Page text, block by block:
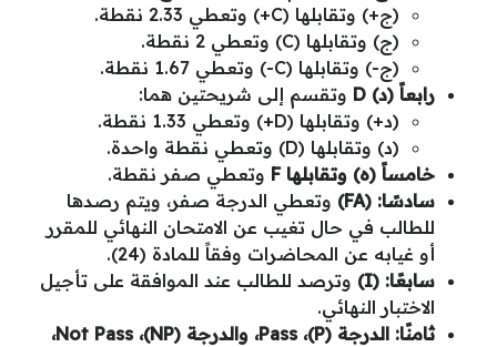
(ج+) وتقابلها (C+) وتعطي 2.33 نقطة.
(ج) وتقابلها (C) وتعطي 2 نقطة.
(ج-) وتقابلها (C-) وتعطي 1.67 نقطة.
رابعاً (د) D
وتقسم إلى شريحتين هما:
(د+) وتقابلها (D+) وتعطي 1.33 نقطة.
(د) وتقابلها (D) وتعطي نقطة واحدة.
خامساً (ه) وتقابلها F
وتعطي صفر نقطة.
سادسًا: (FA)
وتعطي الدرجة صفر، ويتم رصدها
للطالب في حال تغيب عن الامتحان النهائي للمقرر
أو غيابه عن المحاضرات وفقاً للمادة (24).
سابعًا: (I
) وترصد للطالب عند الموافقة على تأجيل
الاختبار النهائي.
ثامنًا: الدرجة (P)، Pass، والدرجة (NP)، Not Pass،